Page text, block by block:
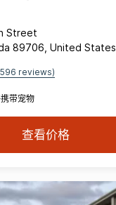
Street
89706, United States
reviews)
带宠物
查看价格